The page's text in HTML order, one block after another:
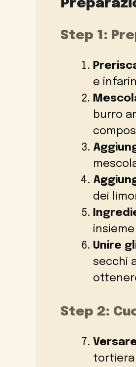
Step 1:
e
burro
dei
Unire
secchi
Step 2:
tortiera